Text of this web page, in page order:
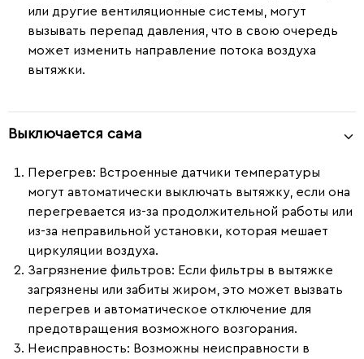
или другие вентиляционные системы, могут
вызывать перепад давления, что в свою очередь
может изменить направление потока воздуха
вытяжки.
Выключается сама
Перегрев: Встроенные датчики температуры
могут автоматически выключать вытяжку, если она
перегревается из-за продолжительной работы или
из-за неправильной установки, которая мешает
циркуляции воздуха.
Загрязнение фильтров: Если фильтры в вытяжке
загрязнены или забиты жиром, это может вызвать
перегрев и автоматическое отключение для
предотвращения возможного возгорания.
Неисправность: Возможны неисправности в